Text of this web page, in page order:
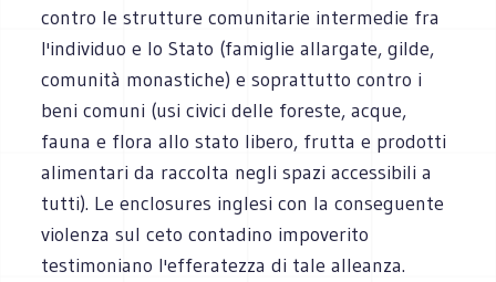
contro le strutture comunitarie intermedie fra
l'individuo e lo Stato (famiglie allargate, gilde,
comunità monastiche) e soprattutto contro i
beni comuni (usi civici delle foreste, acque,
fauna e flora allo stato libero, frutta e prodotti
alimentari da raccolta negli spazi accessibili a
tutti). Le enclosures inglesi con la conseguente
violenza sul ceto contadino impoverito
testimoniano l'efferatezza di tale alleanza.